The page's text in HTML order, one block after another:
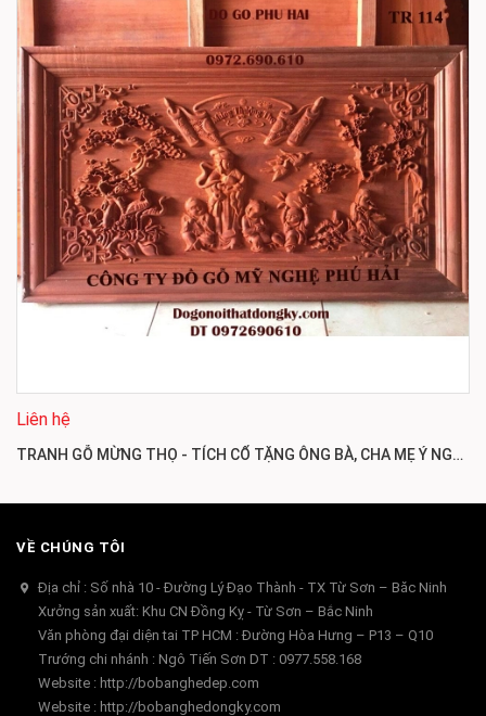
Liên hệ
TRANH GỖ MỪNG THỌ - TÍCH CỔ TẶNG ÔNG BÀ, CHA MẸ Ý NGHĨA TR114
VỀ CHÚNG TÔI
Địa chỉ : Số nhà 10 - Đường Lý Đạo Thành - TX Từ Sơn – Băc Ninh
Xưởng sản xuất: Khu CN Đồng Kỵ - Từ Sơn – Bắc Ninh
Văn phòng đại diện tai TP HCM : Đường Hòa Hưng – P13 – Q10
Trướng chi nhánh : Ngô Tiến Sơn DT : 0977.558.168
Website : http://bobanghedep.com
Website : http://bobanghedongky.com